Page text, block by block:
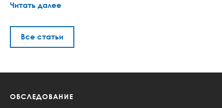
Читать далее
Все статьи
ОБСЛЕДОВАНИЕ